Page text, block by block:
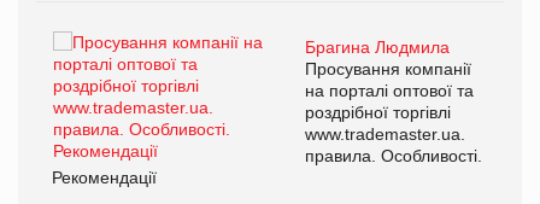
Брагина Людмила
Просування компанії
на порталі оптової та
роздрібної торгівлі
www.trademaster.ua.
правила. Особливості.
Рекомендації